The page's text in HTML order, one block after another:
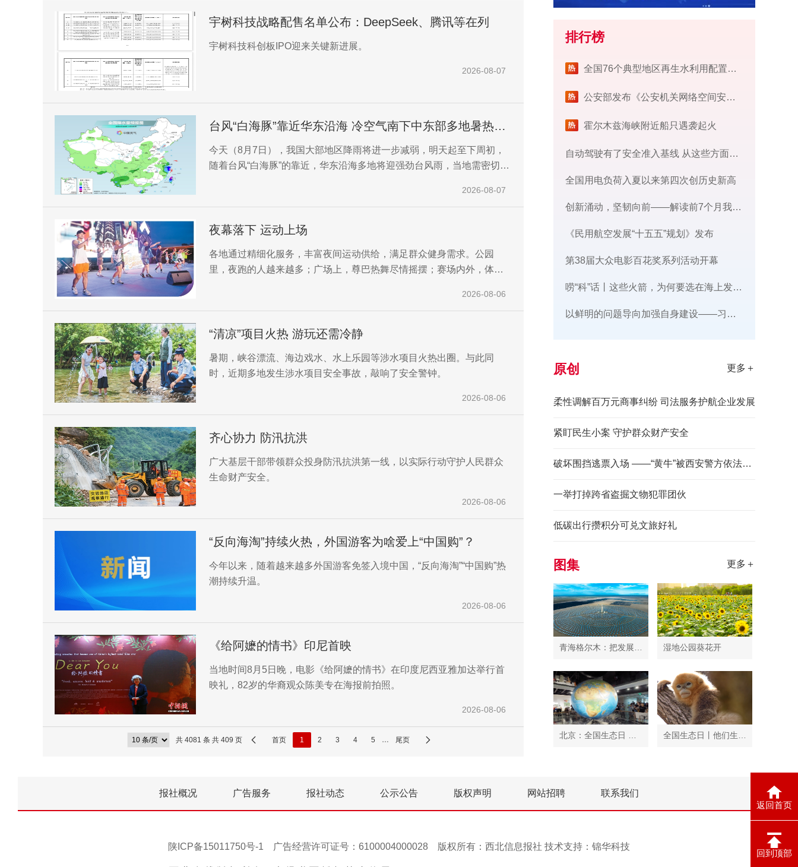
返回首页
回到顶部
宇树科技战略配售名单公布：DeepSeek、腾讯等在列
宇树科技科创板IPO迎来关键新进展。
2026-08-07
台风“白海豚”靠近华东沿海 冷空气南下中东部多地暑热缓
解
今天（8月7日），我国大部地区降雨将进一步减弱，明天起至下周初，
随着台风“白海豚”的靠近，华东沿海多地将迎强劲台风雨，当地需密切关
2026-08-07
夜幕落下 运动上场
各地通过精细化服务，丰富夜间运动供给，满足群众健身需求。公园
里，夜跑的人越来越多；广场上，尊巴热舞尽情摇摆；赛场内外，体育
2026-08-06
“清凉”项目火热 游玩还需冷静
暑期，峡谷漂流、海边戏水、水上乐园等涉水项目火热出圈。与此同
时，近期多地发生涉水项目安全事故，敲响了安全警钟。
2026-08-06
齐心协力 防汛抗洪
广大基层干部带领群众投身防汛抗洪第一线，以实际行动守护人民群众
生命财产安全。
2026-08-06
“反向海淘”持续火热，外国游客为啥爱上“中国购”？
今年以来，随着越来越多外国游客免签入境中国，“反向海淘”“中国购”热
潮持续升温。
2026-08-06
《给阿嬷的情书》印尼首映
当地时间8月5日晚，电影《给阿嬷的情书》在印度尼西亚雅加达举行首
映礼，82岁的华裔观众陈美专在海报前拍照。
2026-08-06
共 4081 条 共 409 页 首页 1 2 3 4 5 … 尾页
排行榜
​全国76个典型地区再生水利用配置试点工作完成
公安部发布《公安机关网络空间安全监督检查办法》
霍尔木兹海峡附近船只遇袭起火
自动驾驶有了安全准入基线 从这些方面读懂新国标
全国用电负荷入夏以来第四次创历史新高
创新涌动，坚韧向前——解读前7个月我国外贸成绩单
《民用航空发展“十五五”规划》发布
第38届大众电影百花奖系列活动开幕
唠“科”话丨这些火箭，为何要选在海上发射​？
​以鲜明的问题导向加强自身建设——习近平党建思想理论品格系列述评之三
原创 更多＋
柔性调解百万元商事纠纷 司法服务护航企业发展
紧盯民生小案 守护群众财产安全
破坏围挡逃票入场 ——“黄牛”被西安警方依法拘留
一举打掉跨省盗掘文物犯罪团伙
低碳出行攒积分可兑文旅好礼
图集 更多＋
湿地公园葵花开
报社概况 广告服务 报社动态 公示公告 版权声明 网站招聘 联系我们
陕ICP备15011750号-1 广告经营许可证号：6100004000028 版权所有：西北信息报社 技术支持： 锦华科技